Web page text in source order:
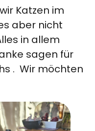
Katzen im
aber nicht
in allem
sagen für
. Wir möchten